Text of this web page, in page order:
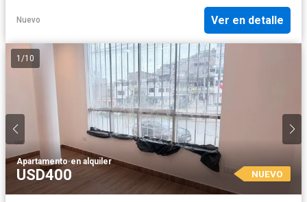
Nuevo Ver en detalle
1 /10
Apartamento·en alquiler
USD400 NUEVO